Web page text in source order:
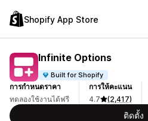
Shopify App Store
Infinite Options
Built for Shopify
การกำหนดราคา
ทดลองใช้งานได้ฟรี
การให้คะแนน
4.7
(2,417)
ติดตั้ง